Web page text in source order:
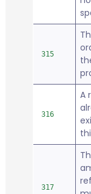
315
316
A
317